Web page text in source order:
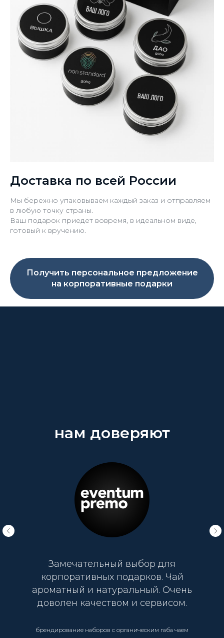
Доставка по всей России
Мы бережно упаковываем каждый заказ и отправляем
в любую точку страны.
Ваш подарок приедет вовремя, в идеальном виде,
готовый к вручению.
Получить персональное предложение
на корпоративные подарки
нам доверяют
Замечательный выбор для
корпоративных подарков. Чай
ароматный и натуральный. Очень
доволен качеством и сервисом.
брендирование наборов с органическим габа чаем